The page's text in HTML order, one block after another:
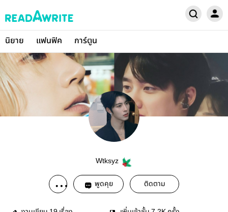
นิยาย แฟนฟิค การ์ตูน
Wtksyz
พูดคุย ติดตาม